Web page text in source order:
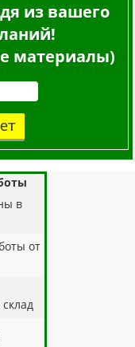
из вашего
материалы)
в
от